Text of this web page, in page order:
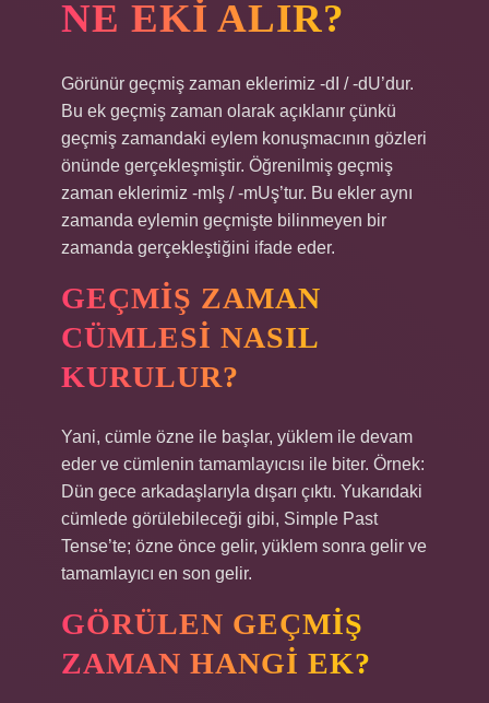
NE EKI ALIR?
Görünür geçmiş zaman eklerimiz -dI / -dU’dur.
Bu ek geçmiş zaman olarak açıklanır çünkü
geçmiş zamandaki eylem konuşmacının gözleri
önünde gerçekleşmiştir. Öğrenilmiş geçmiş
zaman eklerimiz -mIş / -mUş’tur. Bu ekler aynı
zamanda eylemin geçmişte bilinmeyen bir
zamanda gerçekleştiğini ifade eder.
GEÇMIŞ ZAMAN
CÜMLESI NASIL
KURULUR?
Yani, cümle özne ile başlar, yüklem ile devam
eder ve cümlenin tamamlayıcısı ile biter. Örnek:
Dün gece arkadaşlarıyla dışarı çıktı. Yukarıdaki
cümlede görülebileceği gibi, Simple Past
Tense’te; özne önce gelir, yüklem sonra gelir ve
tamamlayıcı en son gelir.
GÖRÜLEN GEÇMIŞ
ZAMAN HANGI EK?